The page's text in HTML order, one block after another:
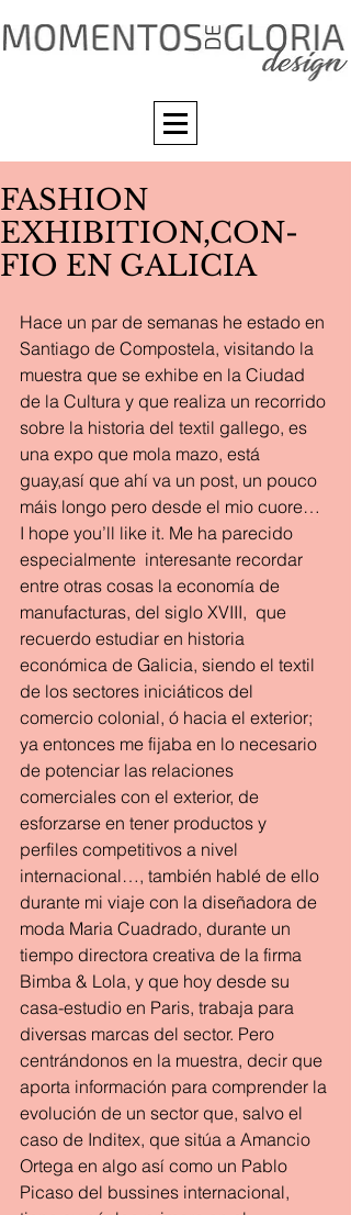
FASHION
EXHIBITION,CON-
FIO EN GALICIA
Hace un par de semanas he estado en
Santiago de Compostela, visitando la
muestra que se exhibe en la Ciudad
de la Cultura y que realiza un recorrido
sobre la historia del textil gallego, es
una expo que mola mazo, está
guay,así que ahí va un post, un pouco
máis longo pero desde el mio cuore…
I hope you’ll like it. Me ha parecido
especialmente  interesante recordar
entre otras cosas la economía de
manufacturas, del siglo XVIII,  que
recuerdo estudiar en historia
económica de Galicia, siendo el textil
de los sectores iniciáticos del
comercio colonial, ó hacia el exterior;
ya entonces me fijaba en lo necesario
de potenciar las relaciones
comerciales con el exterior, de
esforzarse en tener productos y
perfiles competitivos a nivel
internacional…, también hablé de ello
durante mi viaje con la diseñadora de
moda Maria Cuadrado, durante un
tiempo directora creativa de la firma
Bimba & Lola, y que hoy desde su
casa-estudio en Paris, trabaja para
diversas marcas del sector. Pero
centrándonos en la muestra, decir que
aporta información para comprender la
evolución de un sector que, salvo el
caso de Inditex, que sitúa a Amancio
Ortega en algo así como un Pablo
Picaso del bussines internacional,